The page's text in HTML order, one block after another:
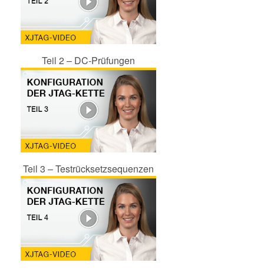
Teil 2 – DC-Prüfungen
Teil 3 – Testrücksetzsequenzen